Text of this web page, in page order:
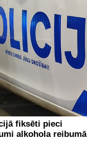
fiksēti pieci
alkohola reibumā